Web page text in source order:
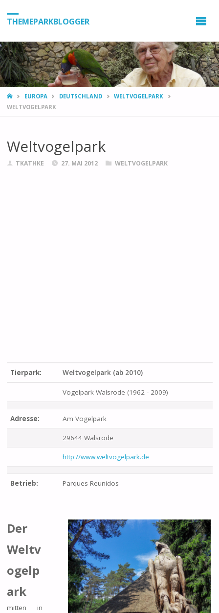
THEMEPARKBLOGGER
HOMEEUROPA DEUTSCHLAND
WELTVOGELPARK
WELTVOGELPARK
Weltvogelpark
TKATHKE 27. MAI 2012 WELTVOGELPARK
Tierpark: Weltvogelpark (ab 2010)
Vogelpark Walsrode (1962 - 2009)
Adresse: Am Vogelpark
29644 Walsrode
http://www.weltvogelpark.de
Betrieb: Parques Reunidos
Der
Weltv
ogelp
ark
mitten in